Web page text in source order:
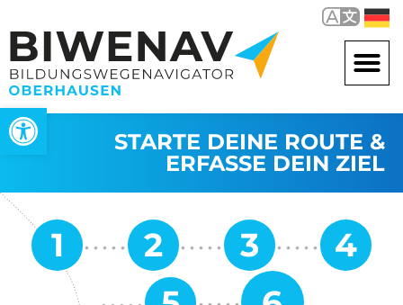
Werkzeugleiste öffnen
STARTE DEINE ROUTE &
ERFASSE DEIN ZIEL